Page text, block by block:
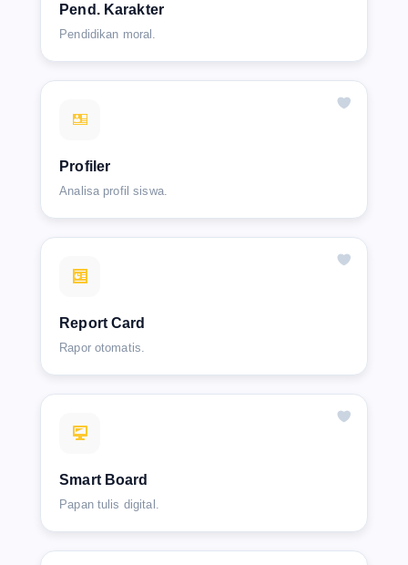
Pend. Karakter
Pendidikan moral.
Profiler
Analisa profil siswa.
Report Card
Rapor otomatis.
Smart Board
Papan tulis digital.